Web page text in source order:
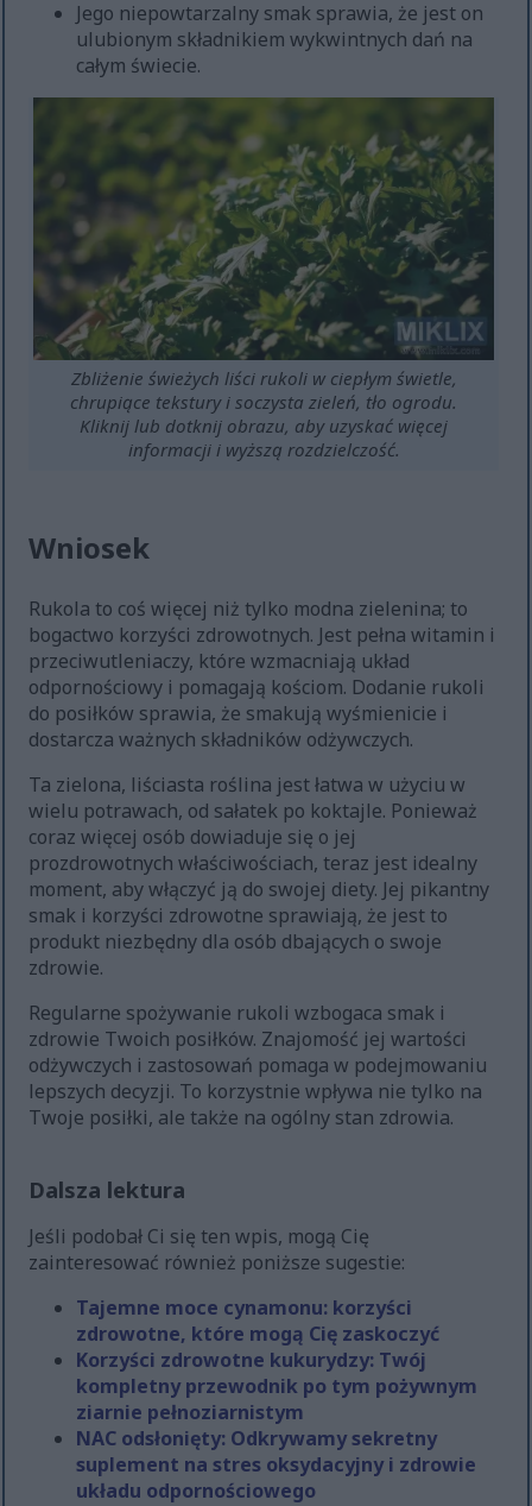
Jego niepowtarzalny smak sprawia, że jest on
ulubionym składnikiem wykwintnych dań na
całym świecie.
Zbliżenie świeżych liści rukoli w ciepłym świetle,
chrupiące tekstury i soczysta zieleń, tło ogrodu.
Kliknij lub dotknij obrazu, aby uzyskać więcej
informacji i wyższą rozdzielczość.
Wniosek
Rukola to coś więcej niż tylko modna zielenina; to
bogactwo korzyści zdrowotnych. Jest pełna witamin i
przeciwutleniaczy, które wzmacniają układ
odpornościowy i pomagają kościom. Dodanie rukoli
do posiłków sprawia, że smakują wyśmienicie i
dostarcza ważnych składników odżywczych.
Ta zielona, liściasta roślina jest łatwa w użyciu w
wielu potrawach, od sałatek po koktajle. Ponieważ
coraz więcej osób dowiaduje się o jej
prozdrowotnych właściwościach, teraz jest idealny
moment, aby włączyć ją do swojej diety. Jej pikantny
smak i korzyści zdrowotne sprawiają, że jest to
produkt niezbędny dla osób dbających o swoje
zdrowie.
Regularne spożywanie rukoli wzbogaca smak i
zdrowie Twoich posiłków. Znajomość jej wartości
odżywczych i zastosowań pomaga w podejmowaniu
lepszych decyzji. To korzystnie wpływa nie tylko na
Twoje posiłki, ale także na ogólny stan zdrowia.
Dalsza lektura
Jeśli podobał Ci się ten wpis, mogą Cię
zainteresować również poniższe sugestie:
Tajemne moce cynamonu: korzyści
zdrowotne, które mogą Cię zaskoczyć
Korzyści zdrowotne kukurydzy: Twój
kompletny przewodnik po tym pożywnym
ziarnie pełnoziarnistym
NAC odsłonięty: Odkrywamy sekretny
suplement na stres oksydacyjny i zdrowie
układu odpornościowego